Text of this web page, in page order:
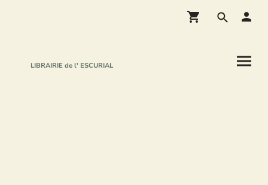
LIBRAIRIE de l' ESCURIAL